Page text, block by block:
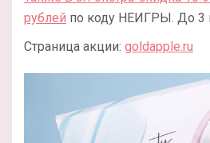
рублей по коду НЕИГРЫ. До 3
Страница акции: goldapple.ru